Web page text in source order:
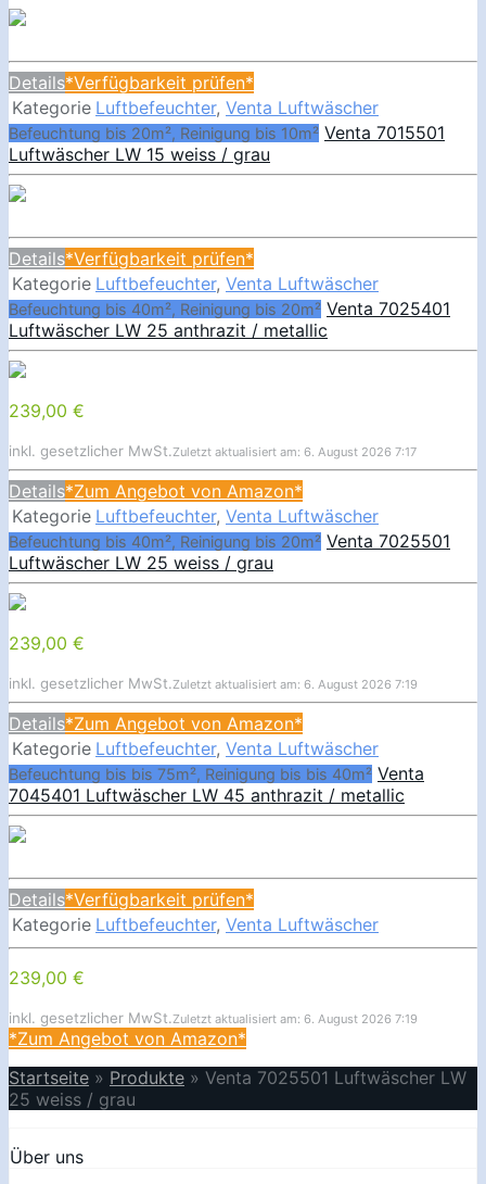
Details*Verfügbarkeit prüfen*
Kategorie Luftbefeuchter, Venta Luftwäscher
Befeuchtung bis 20m², Reinigung bis 10m² Venta 7015501
Luftwäscher LW 15 weiss / grau
Details*Verfügbarkeit prüfen*
Kategorie Luftbefeuchter, Venta Luftwäscher
Befeuchtung bis 40m², Reinigung bis 20m² Venta 7025401
Luftwäscher LW 25 anthrazit / metallic
239,00 €
inkl. gesetzlicher MwSt.Zuletzt aktualisiert am: 6. August 2026 7:17
Details*Zum Angebot von Amazon*
Kategorie Luftbefeuchter, Venta Luftwäscher
Befeuchtung bis 40m², Reinigung bis 20m² Venta 7025501
Luftwäscher LW 25 weiss / grau
239,00 €
inkl. gesetzlicher MwSt.Zuletzt aktualisiert am: 6. August 2026 7:19
Details*Zum Angebot von Amazon*
Kategorie Luftbefeuchter, Venta Luftwäscher
Befeuchtung bis bis 75m², Reinigung bis bis 40m² Venta
7045401 Luftwäscher LW 45 anthrazit / metallic
Details*Verfügbarkeit prüfen*
Kategorie Luftbefeuchter, Venta Luftwäscher
239,00 €
inkl. gesetzlicher MwSt.Zuletzt aktualisiert am: 6. August 2026 7:19
*Zum Angebot von Amazon*
Startseite » Produkte » Venta 7025501 Luftwäscher LW
25 weiss / grau
Über uns